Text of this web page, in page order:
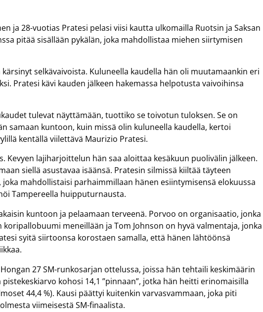
ja 28-vuotias Pratesi pelasi viisi kautta ulkomailla Ruotsin ja Saksan
pitää sisällään pykälän, joka mahdollistaa miehen siirtymisen
selkävaivoista. Kuluneella kaudella hän oli muutamaankin eri
Pratesi kävi kauden jälkeen hakemassa helpotusta vaivoihinsa
tulevat näyttämään, tuottiko se toivotun tuloksen. Se on
samaan kuntoon, kuin missä olin kuluneella kaudella, kertoi
kentällä viilettävä Maurizio Pratesi.
Kevyen lajiharjoittelun hän saa aloittaa kesäkuun puolivälin jälkeen.
siellä asustavaa isäänsä. Pratesin silmissä kiiltää täyteen
mahdollistaisi parhaimmillaan hänen esiintymisensä elokuussa
Tampereella huipputurnausta.
kuntoon ja pelaamaan terveenä. Porvoo on organisaatio, jonka
meneillään ja Tom Johnson on hyvä valmentaja, jonka
syitä siirtoonsa korostaen samalla, että hänen lähtöönsä
27 SM-runkosarjan ottelussa, joissa hän tehtaili keskimäärin
kohosi 14,1 ”pinnaan”, jotka hän heitti erinomaisilla
44,4 %). Kausi päättyi kuitenkin varvasvammaan, joka piti
viimeisestä SM-finaalista.